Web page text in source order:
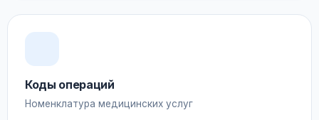
Коды операций
Номенклатура медицинских услуг